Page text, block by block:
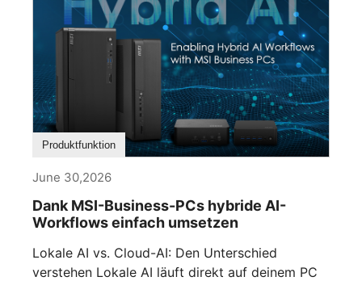
Produktfunktion
June 30,2026
Dank MSI-Business-PCs hybride AI-
Workflows einfach umsetzen
Lokale AI vs. Cloud-AI: Den Unterschied
verstehen Lokale AI läuft direkt auf deinem PC